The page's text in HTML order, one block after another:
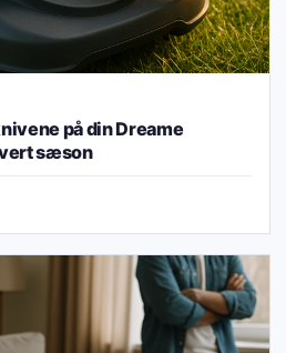
på din Dreame
sæson